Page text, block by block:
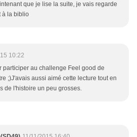
que je lise la suite, je vais regarde
à la biblio
10:22
participer au challenge Feel good de
;)J'avais aussi aimé cette lecture tout en
de l'histoire un peu grosses.